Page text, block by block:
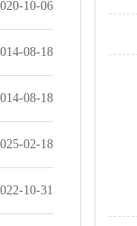
10-06
08-18
08-18
02-18
10-31